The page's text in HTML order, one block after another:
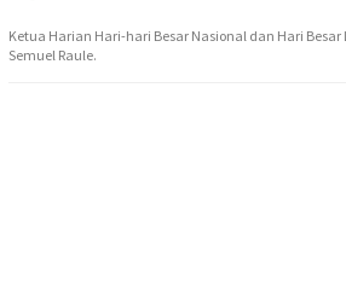
Ketua Harian Hari-hari Besar Nasional dan Hari
Semuel Raule.